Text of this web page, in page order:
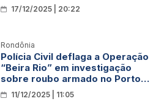
17/12/2025 | 20:22
Rondônia
Polícia Civil deflaga a Operação
“Beira Rio” em investigação
sobre roubo armado no Porto
do Cai N’água
11/12/2025 | 11:05